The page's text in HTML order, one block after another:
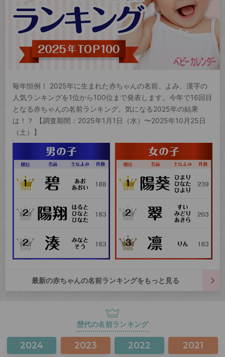
毎年恒例！ 2025年に生まれた赤ちゃんの名前、よみ、漢字の
人気ランキングを1位から100位まで発表します。今年で16回目
となる赤ちゃんの名前ランキング。気になる2025年の結果
は！？ 【調査期間：2025年1月1日（水）〜2025年10月25日
（土）】
最新の赤ちゃんの名前ランキングをもっと見る
歴代の名前ランキング
2024 2023 2022 2021